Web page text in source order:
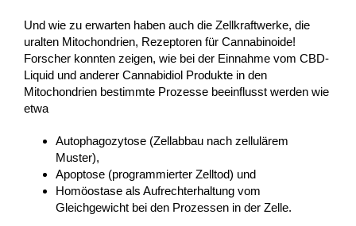
Und wie zu erwarten haben auch die Zellkraftwerke, die
uralten Mitochondrien, Rezeptoren für Cannabinoide!
Forscher konnten zeigen, wie bei der Einnahme vom CBD-
Liquid und anderer Cannabidiol Produkte in den
Mitochondrien bestimmte Prozesse beeinflusst werden wie
etwa
Autophagozytose (Zellabbau nach zellulärem
Muster),
Apoptose (programmierter Zelltod) und
Homöostase als Aufrechterhaltung vom
Gleichgewicht bei den Prozessen in der Zelle.